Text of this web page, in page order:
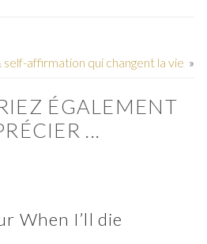
affirmation qui changent la vie »
ÉGALEMENT
...
When I’ll die